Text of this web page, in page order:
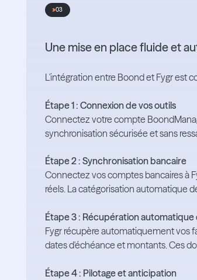
03
Une mise en place fluide et
L'intégration entre Boond et Fygr est
Étape 1 : Connexion de vos outils
Connectez votre compte
synchronisation sécurisée et sans
Étape 2 : Synchronisation bancaire
Connectez vos comptes bancaires à
réels. La catégorisation automatique
Étape 3 : Récupération automatique
Fygr récupère automatiquement vos
dates d'échéance et montants. Ces
Étape 4 : Pilotage et anticipation